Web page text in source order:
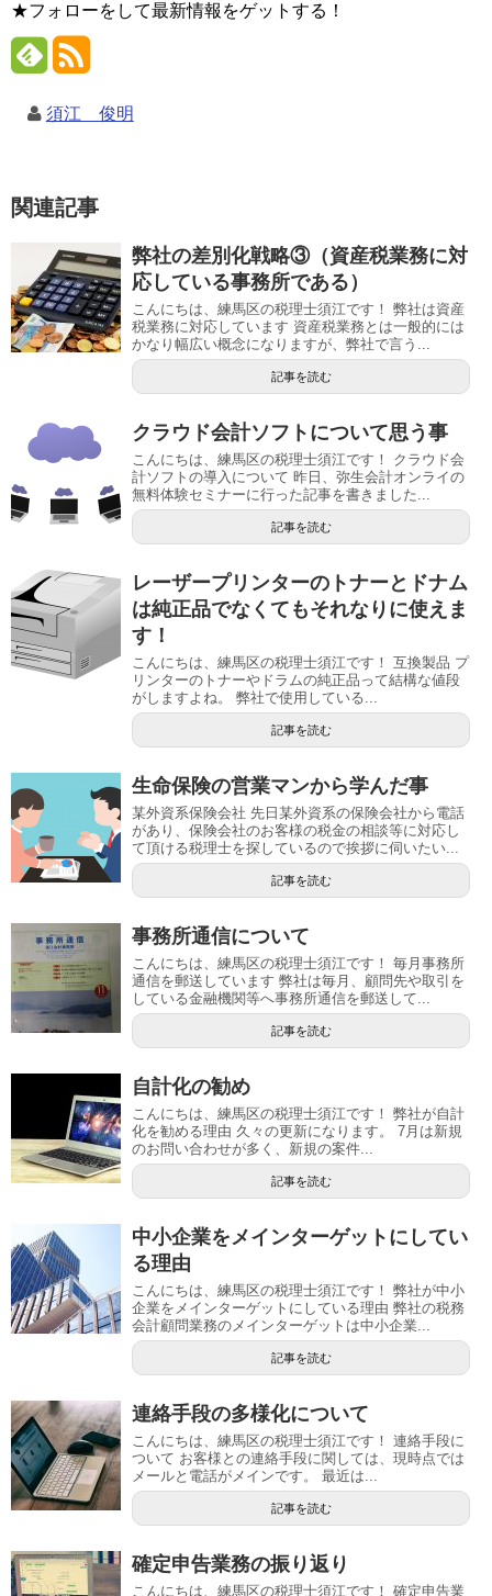
★フォローをして最新情報をゲットする！
須江 俊明
関連記事
弊社の差別化戦略③（資産税業務に対
応している事務所である）
こんにちは、練馬区の税理士須江です！ 弊社は資産
税業務に対応しています 資産税業務とは一般的には
かなり幅広い概念になりますが、弊社で言う...
記事を読む
クラウド会計ソフトについて思う事
こんにちは、練馬区の税理士須江です！ クラウド会
計ソフトの導入について 昨日、弥生会計オンライの
無料体験セミナーに行った記事を書きました...
記事を読む
レーザープリンターのトナーとドナム
は純正品でなくてもそれなりに使えま
す！
こんにちは、練馬区の税理士須江です！ 互換製品 プ
リンターのトナーやドラムの純正品って結構な値段
がしますよね。 弊社で使用している...
記事を読む
生命保険の営業マンから学んだ事
某外資系保険会社 先日某外資系の保険会社から電話
があり、保険会社のお客様の税金の相談等に対応し
て頂ける税理士を探しているので挨拶に伺いたい...
記事を読む
事務所通信について
こんにちは、練馬区の税理士須江です！ 毎月事務所
通信を郵送しています 弊社は毎月、顧問先や取引を
している金融機関等へ事務所通信を郵送して...
記事を読む
自計化の勧め
こんにちは、練馬区の税理士須江です！ 弊社が自計
化を勧める理由 久々の更新になります。 7月は新規
のお問い合わせが多く、新規の案件...
記事を読む
中小企業をメインターゲットにしてい
る理由
こんにちは、練馬区の税理士須江です！ 弊社が中小
企業をメインターゲットにしている理由 弊社の税務
会計顧問業務のメインターゲットは中小企業...
記事を読む
連絡手段の多様化について
こんにちは、練馬区の税理士須江です！ 連絡手段に
ついて お客様との連絡手段に関しては、現時点では
メールと電話がメインです。 最近は...
記事を読む
確定申告業務の振り返り
こんにちは、練馬区の税理士須江です！ 確定申告業